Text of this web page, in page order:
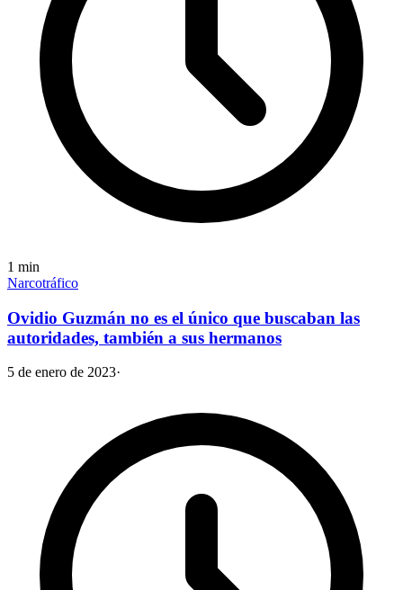
1 min
Narcotráfico
Ovidio Guzmán no es el único que buscaban las
autoridades, también a sus hermanos
5 de enero de 2023·